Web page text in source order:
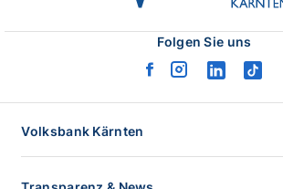
kaernten
Folgen Sie uns
facebook
instagram
linkedintiktok
Volksbank Kärnten